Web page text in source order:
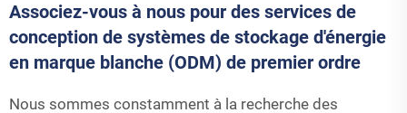
Associez-vous à nous pour des services de
conception de systèmes de stockage d'énergie
en marque blanche (ODM) de premier ordre
Nous sommes constamment à la recherche des